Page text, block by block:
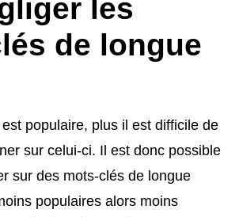
les
de longue
populaire, plus il est difficile de
sur celui-ci. Il est donc possible
sur des mots-clés de longue
populaires alors moins